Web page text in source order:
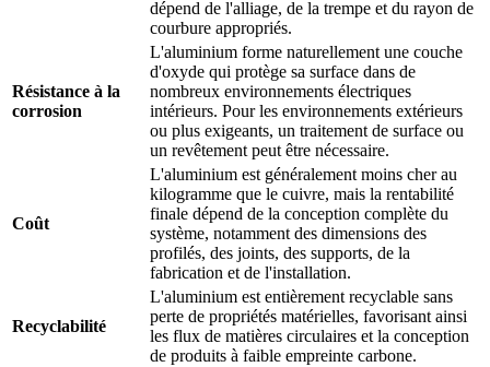
dépend de l'alliage, de la trempe et du rayon de
courbure appropriés.
Résistance à la
corrosion
L'aluminium forme naturellement une couche
d'oxyde qui protège sa surface dans de
nombreux environnements électriques
intérieurs. Pour les environnements extérieurs
ou plus exigeants, un traitement de surface ou
un revêtement peut être nécessaire.
Coût
L'aluminium est généralement moins cher au
kilogramme que le cuivre, mais la rentabilité
finale dépend de la conception complète du
système, notamment des dimensions des
profilés, des joints, des supports, de la
fabrication et de l'installation.
Recyclabilité
L'aluminium est entièrement recyclable sans
perte de propriétés matérielles, favorisant ainsi
les flux de matières circulaires et la conception
de produits à faible empreinte carbone.